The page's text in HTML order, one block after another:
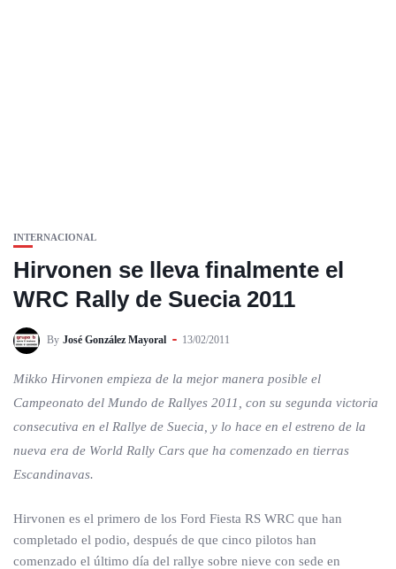
INTERNACIONAL
Hirvonen se lleva finalmente el
WRC Rally de Suecia 2011
By José González Mayoral 13/02/2011
Mikko Hirvonen empieza de la mejor manera posible el
Campeonato del Mundo de Rallyes 2011, con su segunda victoria
consecutiva en el Rallye de Suecia, y lo hace en el estreno de la
nueva era de World Rally Cars que ha comenzado en tierras
Escandinavas.
Hirvonen es el primero de los Ford Fiesta RS WRC que han
completado el podio, después de que cinco pilotos han
comenzado el último día del rallye sobre nieve con sede en